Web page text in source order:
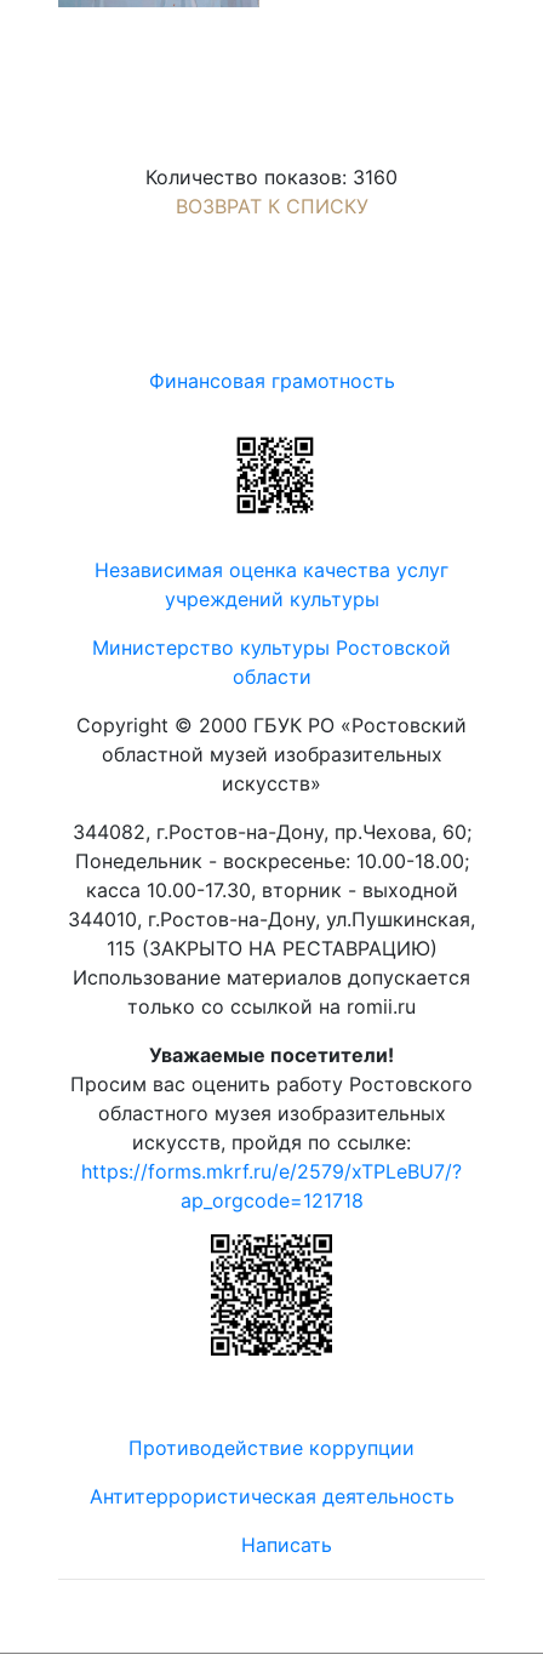
Количество показов: 3160
ВОЗВРАТ К СПИСКУ
Финансовая грамотность
Независимая оценка качества услуг
учреждений культуры
Министерство культуры Ростовской
области
Copyright © 2000 ГБУК РО «Ростовский
областной музей изобразительных
искусств»
344082, г.Ростов-на-Дону, пр.Чехова, 60;
Понедельник - воскресенье: 10.00-18.00;
касса 10.00-17.30, вторник - выходной
344010, г.Ростов-на-Дону, ул.Пушкинская,
115 (ЗАКРЫТО НА РЕСТАВРАЦИЮ)
Использование материалов допускается
только со ссылкой на romii.ru
Уважаемые посетители!
Просим вас оценить работу Ростовского
областного музея изобразительных
искусств, пройдя по ссылке:
https://forms.mkrf.ru/e/2579/xTPLeBU7/?
ap_orgcode=121718
Противодействие коррупции
Антитеррористическая деятельность
Написать